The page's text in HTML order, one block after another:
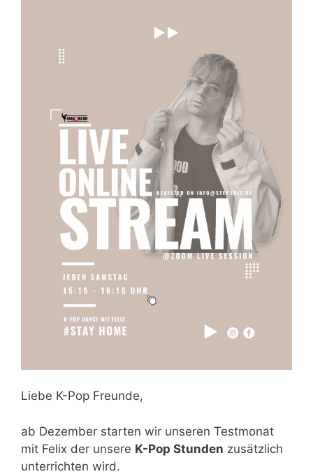
Liebe K-Pop Freunde,
ab Dezember starten wir unseren Testmonat
mit Felix der unsere K-Pop Stunden zusätzlich
unterrichten wird.